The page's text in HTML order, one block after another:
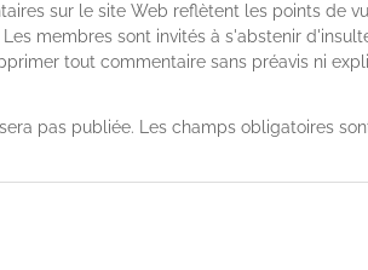
sur le site Web reflètent les points de
membres sont invités à s'abstenir
tout commentaire sans préavis ni
pas publiée. Les champs obligatoires